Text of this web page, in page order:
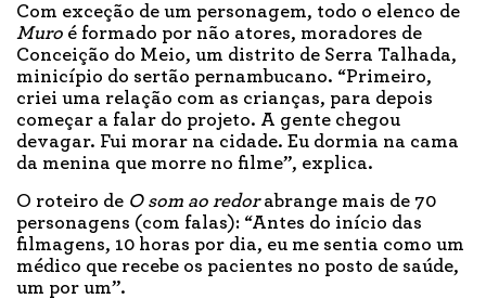
Com exceção de um personagem, todo o elenco de
Muro é formado por não atores, moradores de
Conceição do Meio, um distrito de Serra Talhada,
minicípio do sertão pernambucano. “Primeiro,
criei uma relação com as crianças, para depois
começar a falar do projeto. A gente chegou
devagar. Fui morar na cidade. Eu dormia na cama
da menina que morre no filme”, explica.
O roteiro de O som ao redorabrange mais de 70
personagens (com falas): “Antes do início das
filmagens, 10 horas por dia, eu me sentia como um
médico que recebe os pacientes no posto de saúde,
um por um”.